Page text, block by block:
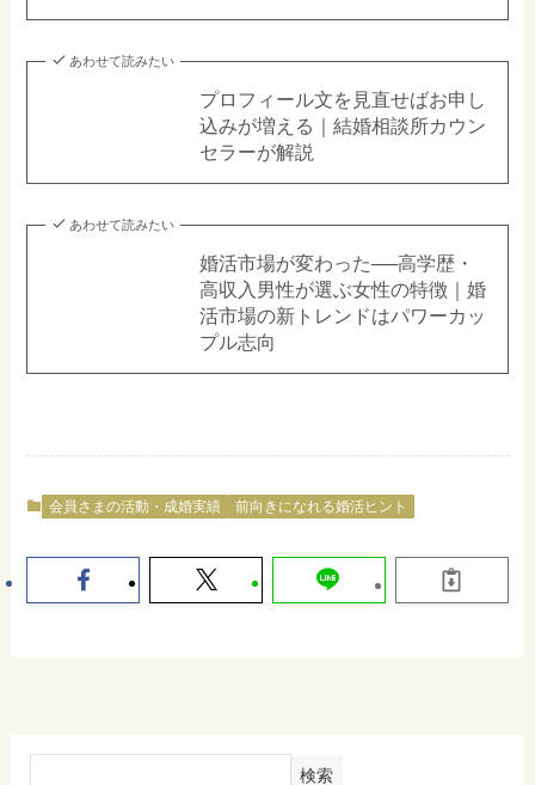
あわせて読みたい
プロフィール文を見直せばお申し
込みが増える｜結婚相談所カウン
セラーが解説
あわせて読みたい
婚活市場が変わった──高学歴・
高収入男性が選ぶ女性の特徴｜婚
活市場の新トレンドはパワーカッ
プル志向
会員さまの活動・成婚実績 前向きになれる婚活ヒント
検索